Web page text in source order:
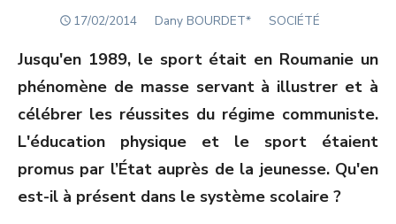
POSTED
17/02/2014 Author
Dany BOURDET* SOCIÉTÉ
Jusqu'en 1989, le sport était en Roumanie un
phénomène de masse servant à illustrer et à
célébrer les réussites du régime communiste.
L'éducation physique et le sport étaient
promus par l’État auprès de la jeunesse. Qu'en
est-il à présent dans le système scolaire ?